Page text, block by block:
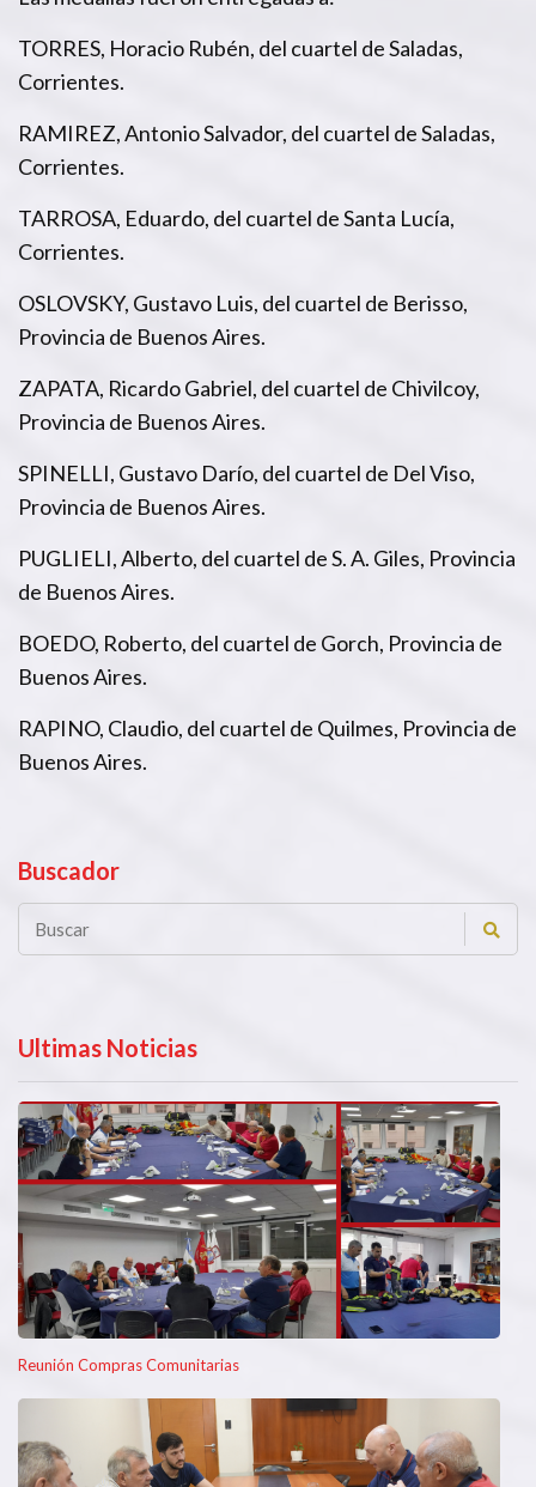
TORRES, Horacio Rubén, del cuartel de Saladas,
Corrientes.
RAMIREZ, Antonio Salvador, del cuartel de Saladas,
Corrientes.
TARROSA, Eduardo, del cuartel de Santa Lucía,
Corrientes.
OSLOVSKY, Gustavo Luis, del cuartel de Berisso,
Provincia de Buenos Aires.
ZAPATA, Ricardo Gabriel, del cuartel de Chivilcoy,
Provincia de Buenos Aires.
SPINELLI, Gustavo Darío, del cuartel de Del Viso,
Provincia de Buenos Aires.
PUGLIELI, Alberto, del cuartel de S. A. Giles, Provincia
de Buenos Aires.
BOEDO, Roberto, del cuartel de Gorch, Provincia de
Buenos Aires.
RAPINO, Claudio, del cuartel de Quilmes, Provincia de
Buenos Aires.
Buscador
Ultimas Noticias
Reunión Compras Comunitarias